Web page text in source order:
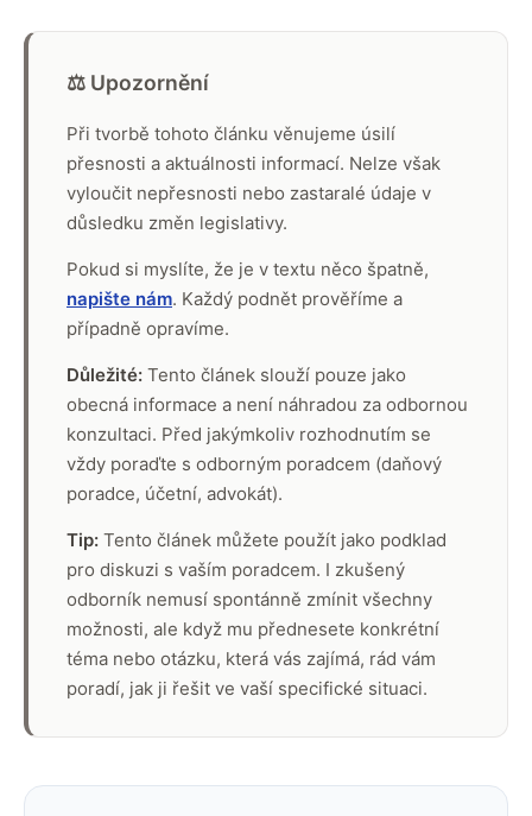
⚖️ Upozornění
Při tvorbě tohoto článku věnujeme úsilí
přesnosti a aktuálnosti informací. Nelze však
vyloučit nepřesnosti nebo zastaralé údaje v
důsledku změn legislativy.
Pokud si myslíte, že je v textu něco špatně,
napište nám. Každý podnět prověříme a
případně opravíme.
Důležité: Tento článek slouží pouze jako
obecná informace a není náhradou za odbornou
konzultaci. Před jakýmkoliv rozhodnutím se
vždy poraďte s odborným poradcem (daňový
poradce, účetní, advokát).
Tip: Tento článek můžete použít jako podklad
pro diskuzi s vaším poradcem. I zkušený
odborník nemusí spontánně zmínit všechny
možnosti, ale když mu přednesete konkrétní
téma nebo otázku, která vás zajímá, rád vám
poradí, jak ji řešit ve vaší specifické situaci.